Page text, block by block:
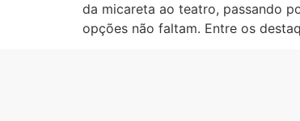
da micareta ao teatro, passando
opções não faltam. Entre os